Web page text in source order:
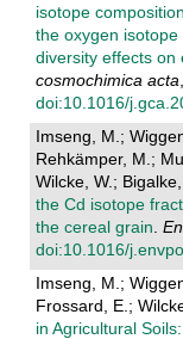
isotope
the oxygen
diversity effects on
cosmochimica acta
doi:10.1016/
Imseng, M.;
Rehkämper, M.;
Wilcke, W.;
the Cd isotope
the cereal grain
doi:10.1016/
Imseng, M.;
Frossard, E.;
in Agricultural